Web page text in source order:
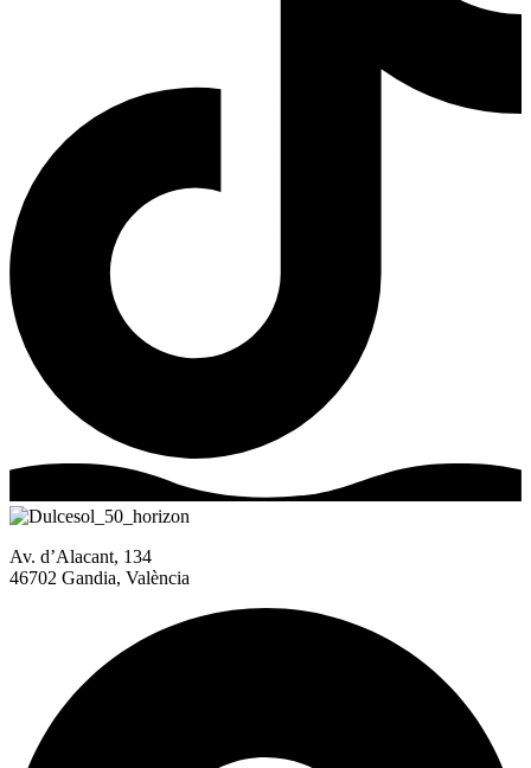
Av. d’Alacant, 134
46702 Gandia, València